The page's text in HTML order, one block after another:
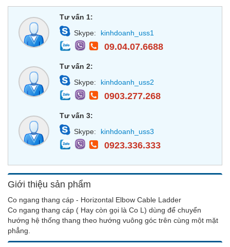
Tư vấn 1:
Skype:
kinhdoanh_uss1
09.04.07.6688
Tư vấn 2:
Skype:
kinhdoanh_uss2
0903.277.268
Tư vấn 3:
Skype:
kinhdoanh_uss3
0923.336.333
Giới thiệu sản phẩm
Co ngang thang cáp - Horizontal Elbow Cable Ladder
Co ngang thang cáp ( Hay còn gọi là Co L) dùng để chuyển
hướng hệ thống thang theo hướng vuông góc trên cùng một mặt
phẳng.